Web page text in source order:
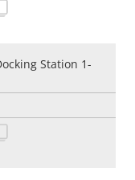
Station 1-